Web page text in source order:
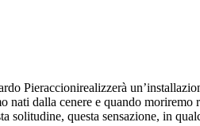
Pieraccionirealizzerà
dalla cenere e quando
solitudine, questa sensazione, in